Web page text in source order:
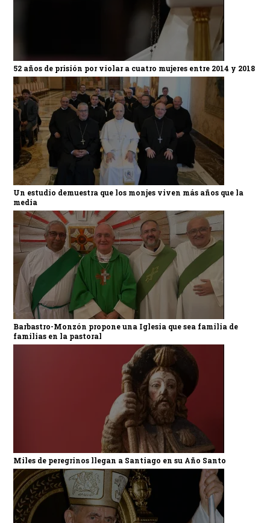
52 años de prisión por violar a cuatro mujeres entre 2014 y 2018
Un estudio demuestra que los monjes viven más años que la
media
Barbastro-Monzón propone una Iglesia que sea familia de
familias en la pastoral
Miles de peregrinos llegan a Santiago en su Año Santo